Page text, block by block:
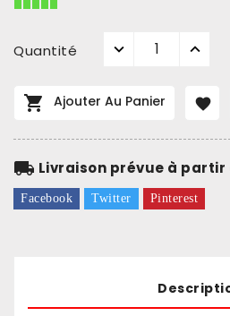
Quantité
 Ajouter Au Panier 
local_shipping Livraison prévue à partir
Facebook Twitter Pinterest